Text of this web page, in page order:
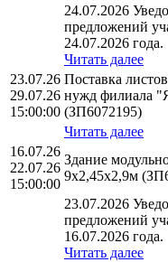
24.07.2026
предложений
24.07.2026 года.
Читать далее
23.07.26
29.07.26
15:00:00
Поставка
нужд филиала
(ЗП6072195)
Читать далее
16.07.26
22.07.26
15:00:00
Здание
9х2,45х2,9м
23.07.2026
предложений
16.07.2026 года.
Читать далее